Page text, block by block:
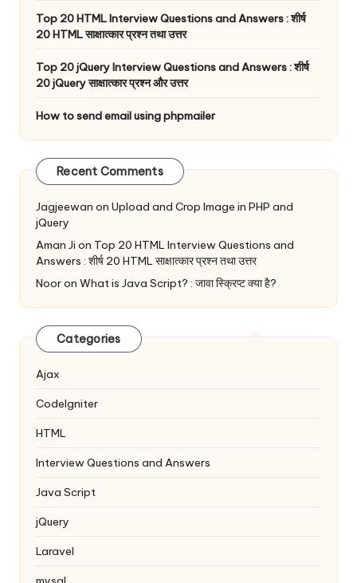
Top 20 HTML Interview Questions and Answers : शीर्ष
20 HTML साक्षात्कार प्रश्न तथा उत्तर
Top 20 jQuery Interview Questions and Answers : शीर्ष
20 jQuery साक्षात्कार प्रश्न और उत्तर
How to send email using phpmailer
Recent Comments
Jagjeewan on Upload and Crop Image in PHP and
jQuery
Aman Ji on Top 20 HTML Interview Questions and
Answers : शीर्ष 20 HTML साक्षात्कार प्रश्न तथा उत्तर
Nooron What is Java Script? : जावा स्क्रिप्ट क्या है?
Categories
Ajax
Codelgniter
HTML
Interview Questions and Answers
Java Script
jQuery
Laravel